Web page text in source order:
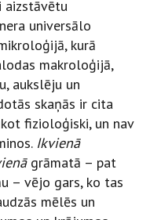
aizstāvētu
universālo
kurā
makroloģijā,
aukslēju un
skaņās ir cita
fizioloģiski, un nav
Ikvienā
grāmatā – pat
– vējo gars, ko tas
mēlēs un